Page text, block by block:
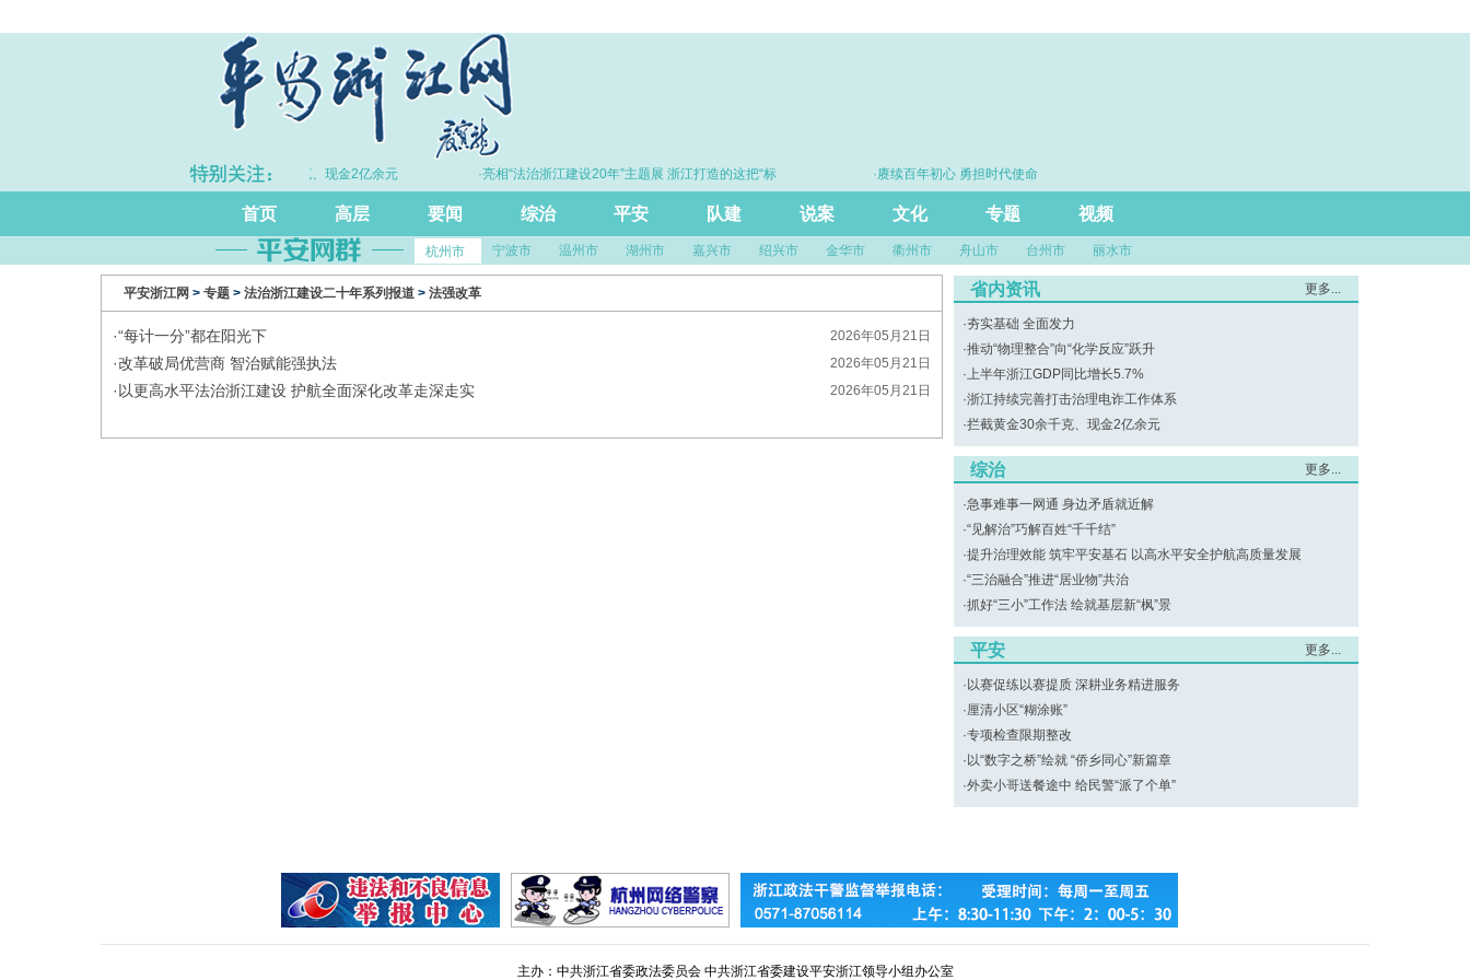
·拦截黄金30余千克、现金2亿余元
·亮相“法治浙江建设20年”主题展 浙江打造的这把“标
·赓续百年初心 勇担时代使命
首页 高层 要闻 综治 平安 队建 说案 文化 专题 视频
杭州市 宁波市 温州市 湖州市 嘉兴市 绍兴市 金华市 衢州市 舟山市 台州市 丽水市
平安浙江网 > 专题 > 法治浙江建设二十年系列报道 > 法强改革
2026年05月21日
·“每计一分”都在阳光下
2026年05月21日
·改革破局优营商 智治赋能强执法
2026年05月21日
· 以更高水平法治浙江建设 护航全面深化改革走深走实
省内资讯 更多...
·夯实基础 全面发力
·推动“物理整合”向“化学反应”跃升
·上半年浙江GDP同比增长5.7%
·浙江持续完善打击治理电诈工作体系
·拦截黄金30余千克、现金2亿余元
综治 更多...
·急事难事一网通 身边矛盾就近解
·“见解治”巧解百姓“千千结”
·提升治理效能 筑牢平安基石 以高水平安全护航高质量发展
·“三治融合”推进“居业物”共治
·抓好“三小”工作法 绘就基层新“枫”景
平安 更多...
· 以赛促练以赛提质 深耕业务精进服务
·厘清小区“糊涂账”
·专项检查限期整改
· 以“数字之桥”绘就 “侨乡同心”新篇章
·外卖小哥送餐途中 给民警“派了个单”
主办：中共浙江省委政法委员会 中共浙江省委建设平安浙江领导小组办公室